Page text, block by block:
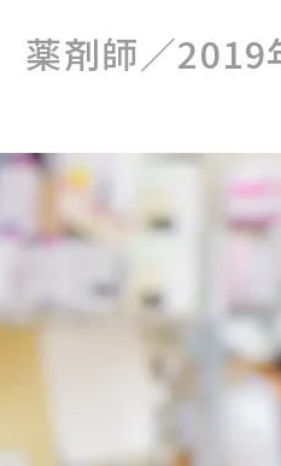
薬剤師／2019